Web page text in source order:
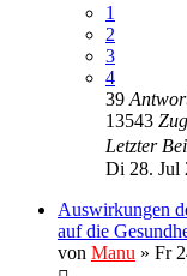
1
2
3
4
39
13543
Letzter
Di 28. Jul
Auswirkungen
auf die
von Manu » Fr